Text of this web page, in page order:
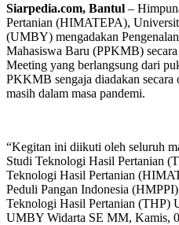
Siarpedia.com, Bantul –
Pertanian (HIMATEPA),
(UMBY) mengadakan
Mahasiswa Baru (PPKMB)
Meeting yang berlangsung dari
PKKMB sengaja diadakan secara
masih dalam masa pandemi.
“Kegitan ini diikuti oleh seluruh
Studi Teknologi Hasil Pertanian
Teknologi Hasil Pertanian
Peduli Pangan Indonesia
Teknologi Hasil Pertanian (THP)
UMBY Widarta SE MM, Kamis,